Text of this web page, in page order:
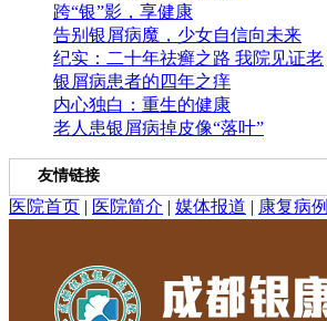
跨“银”影，享健康
告别银屑病魔，少女自信向未来
纪实：二十年祛癣之路 我院见证老
银屑病患者的四年之痒
内心独白：重生的健康
老人患银屑病掉皮像“落叶”
友情链接
医院首页 | 医院简介 | 媒体报道 | 康复病例